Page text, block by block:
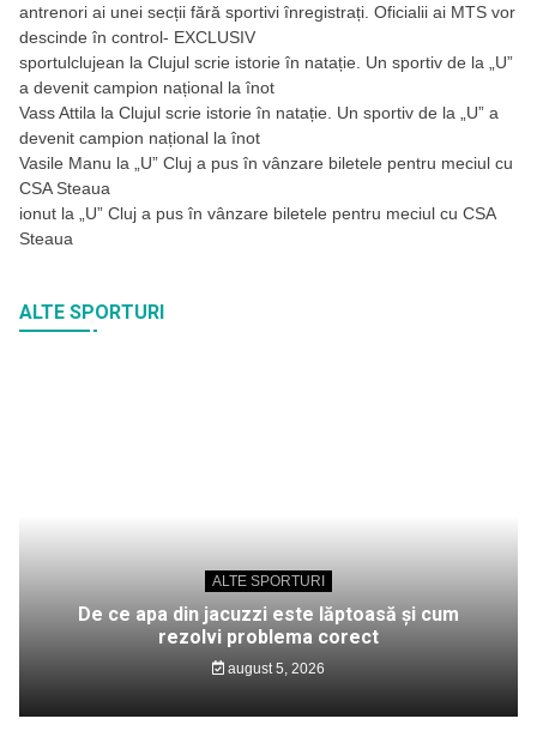
antrenori ai unei secții fără sportivi înregistrați. Oficialii ai MTS vor
descinde în control- EXCLUSIV
sportulclujean la Clujul scrie istorie în natație. Un sportiv de la „U”
a devenit campion național la înot
Vass Attila la Clujul scrie istorie în natație. Un sportiv de la „U” a
devenit campion național la înot
Vasile Manu la
„U” Cluj a pus în vânzare biletele pentru meciul cu
CSA Steaua
ionut la
„U” Cluj a pus în vânzare biletele pentru meciul cu CSA
Steaua
ALTE SPORTURI
ALTE SPORTURI
De ce apa din jacuzzi este lăptoasă și cum
rezolvi problema corect
august 5, 2026